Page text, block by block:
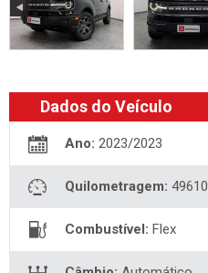
Dados do Veículo
Ano: 2023/2023
Quilometragem: 49610
Combustível: Flex